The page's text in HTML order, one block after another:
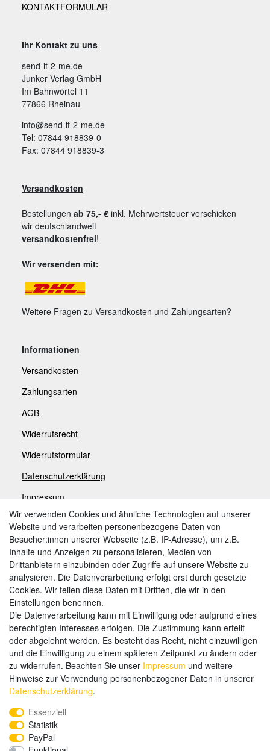
KONTAKTFORMULAR
Ihr Kontakt zu uns
send-it-2-me.de
Junker Verlag GmbH
Im Bahnwörtel 11
77866 Rheinau
info@send-it-2-me.de
Tel: 07844 918839-0
Fax: 07844 918839-3
Versandkosten
Bestellungen ab 75,- € inkl. Mehrwertsteuer verschicken
wir deutschlandweit
versandkostenfrei!
Wir versenden mit:
Weitere Fragen zu Versandkosten und Zahlungsarten?
Informationen
Versandkosten
Zahlungsarten
AGB
Widerrufsrecht
Widerrufsformular
Datenschutzerklärung
Impressum
Zahlungsarten
Weitere Zahlungsarten:
Kauf auf Rechnung
Vorkasse
Hier sind wir
Wir verwenden Cookies und ähnliche Technologien auf unserer
Website und verarbeiten personenbezogene Daten von
Besucher:innen unserer Webseite (z.B. IP-Adresse), um z.B.
Inhalte und Anzeigen zu personalisieren, Medien von
Drittanbietern einzubinden oder Zugriffe auf unsere Website zu
analysieren. Die Datenverarbeitung erfolgt erst durch gesetzte
Cookies. Wir teilen diese Daten mit Dritten, die wir in den
Einstellungen benennen.
Die Datenverarbeitung kann mit Einwilligung oder aufgrund eines
berechtigten Interesses erfolgen. Die Zustimmung kann erteilt
oder abgelehnt werden. Es besteht das Recht, nicht einzuwilligen
und die Einwilligung zu einem späteren Zeitpunkt zu ändern oder
zu widerrufen. Beachten Sie unser Impressum und weitere
Hinweise zur Verwendung personenbezogener Daten in unserer
Daten­schutz­erklärung.
Essenziell
Statistik
PayPal